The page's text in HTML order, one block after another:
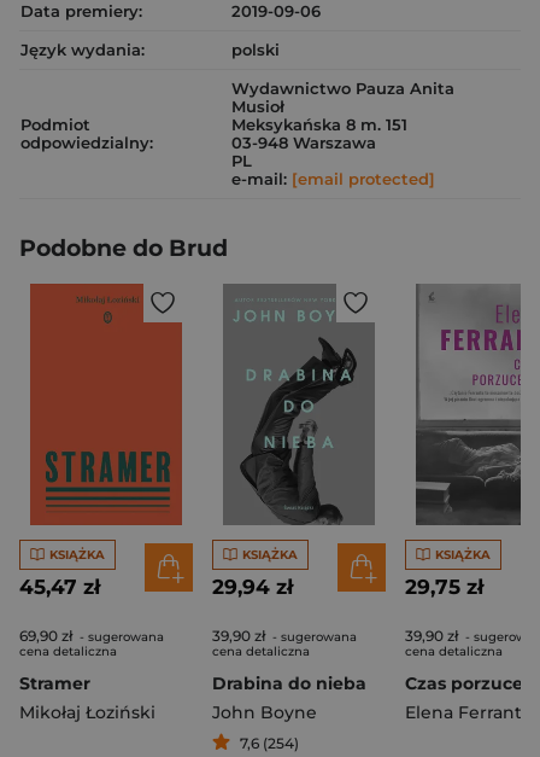
Data premiery:
2019-09-06
Język wydania:
polski
Podmiot
odpowiedzialny:
Wydawnictwo Pauza Anita
Musioł
Meksykańska 8 m. 151
03-948 Warszawa
PL
e-mail: [email protected]
Podobne do Brud
KSIĄŻKA
45,47 zł
69,90 zł - sugerowana
cena detaliczna
Stramer
Mikołaj Łoziński
KSIĄŻKA
29,94 zł
39,90 zł - sugerowana
cena detaliczna
Drabina do nieba
John Boyne
7,6 (254)
KSIĄŻKA
29,75 zł
39,90 zł -
cena detaliczna
Czas
Elena Ferrante